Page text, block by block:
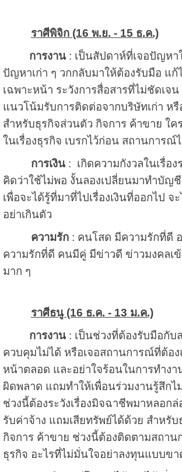
ราศีพิจิก (16 พ.ย. - 15 ธ.ค.)
การงาน: เป็นสัปดาห์ที่เจอปัญหา
ปัญหาเก่า ๆ วกกลับมาให้ต้องรับมือ แ
เฉพาะหน้า ระวังการสื่อสารที่ไม่ชัดเจ
แนวโน้มรับการติดต่อจากบริษัทเก่า หรื
สำหรับธุรกิจส่วนตัว กิจการ ค้าขาย ใค
ในเรื่องธุรกิจ เบรกไว้ก่อน สถานการณ์
การเงิน: เกิดความกังวลในเรื่อง
คิดว่าใช้ไม่พอ งั้นลองเปลี่ยนมาทำบัญ
เพื่อจะได้รู้ที่มาที่ไปเรื่องเงินที่ออกไป จ
อย่าเกินตัว
ความรัก: คนโสด มีความรักที่ดี
ความรักที่ดี คนมีคู่ มีข่าวดี ข่าวมงคลเ
มาก ๆ
ราศีธนู (16 ธ.ค. - 13 ม.ค.)
การงาน: เป็นช่วงที่ต้องรับมือกับ
ควบคุมไม่ได้ หรือเจอสถานการณ์ที่ต้อ
หน้าตลอด และอย่าใจร้อนในการทำงา
ผิดพลาด แถมทำให้เพื่อนร่วมงานรู้สึกไ
ช่วงนี้ต้องระวังเรื่องมิจฉาชีพมาหลอกล่
รับค่าจ้าง แถมเสียทรัพย์ได้ด้วย สำหรั
กิจการ ค้าขาย ช่วงนี้ต้องติดตามสถาน
ธุรกิจ อะไรที่ไม่มั่นใจอย่าลงทุนแบบข